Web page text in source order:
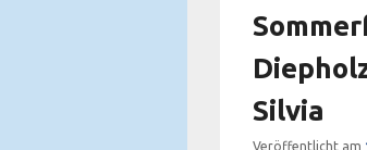
Silvia
Veröffentlicht am